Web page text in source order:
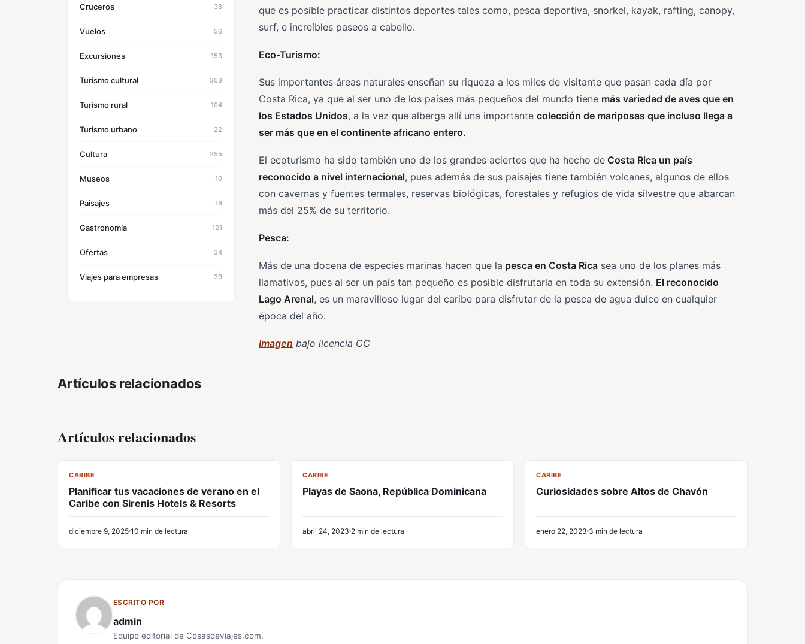
Cruceros 38
Vuelos 56
Excursiones 153
Turismo cultural 303
Turismo rural 104
Turismo urbano 22
Cultura 255
Museos 10
Paisajes 16
Gastronomía 121
Ofertas 34
Viajes para empresas 39
que es posible practicar distintos deportes tales como, pesca deportiva, snorkel, kayak, rafting, canopy,
surf, e increíbles paseos a cabello.
Eco-Turismo:
Sus importantes áreas naturales enseñan su riqueza a los miles de visitante que pasan cada día por
Costa Rica, ya que al ser uno de los países más pequeños del mundo tiene más variedad de aves que en
los Estados Unidos, a la vez que alberga allí una importante colección de mariposas que incluso llega a
ser más que en el continente africano entero.
El ecoturismo ha sido también uno de los grandes aciertos que ha hecho de Costa Rica un país
reconocido a nivel internacional, pues además de sus paisajes tiene también volcanes, algunos de ellos
con cavernas y fuentes termales, reservas biológicas, forestales y refugios de vida silvestre que abarcan
más del 25% de su territorio.
Pesca:
Más de una docena de especies marinas hacen que la pesca en Costa Rica sea uno de los planes más
llamativos, pues al ser un país tan pequeño es posible disfrutarla en toda su extensión. El reconocido
Lago Arenal, es un maravilloso lugar del caribe para disfrutar de la pesca de agua dulce en cualquier
época del año.
Imagen bajo licencia CC
Artículos relacionados
Artículos relacionados
CARIBE
Planificar tus vacaciones de verano en el
Caribe con Sirenis Hotels & Resorts
diciembre 9, 2025 10 min de lectura
CARIBE
Playas de Saona, República Dominicana
abril 24, 2023 2 min de lectura
CARIBE
Curiosidades sobre Altos de Chavón
enero 22, 2023 3 min de lectura
ESCRITO POR
admin
Equipo editorial de Cosasdeviajes.com.